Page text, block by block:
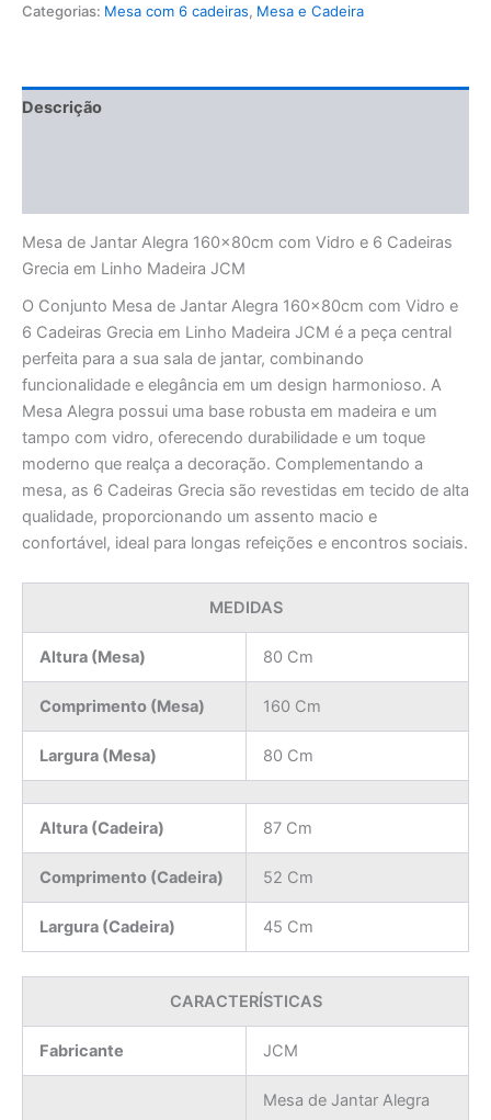
Categorias: Mesa com 6 cadeiras, Mesa e Cadeira
Descrição
Mesa de Jantar Alegra 160x80cm com Vidro e 6 Cadeiras
Grecia em Linho Madeira JCM
O Conjunto Mesa de Jantar Alegra 160x80cm com Vidro e
6 Cadeiras Grecia em Linho Madeira JCM é a peça central
perfeita para a sua sala de jantar, combinando
funcionalidade e elegância em um design harmonioso. A
Mesa Alegra possui uma base robusta em madeira e um
tampo com vidro, oferecendo durabilidade e um toque
moderno que realça a decoração. Complementando a
mesa, as 6 Cadeiras Grecia são revestidas em tecido de alta
qualidade, proporcionando um assento macio e
confortável, ideal para longas refeições e encontros sociais.
MEDIDAS
Altura (Mesa) 80 Cm
Comprimento (Mesa) 160 Cm
Largura (Mesa) 80 Cm
Altura (Cadeira) 87 Cm
Comprimento (Cadeira) 52 Cm
Largura (Cadeira) 45 Cm
CARACTERÍSTICAS
Fabricante JCM
Mesa de Jantar Alegra